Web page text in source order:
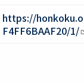
https://
F4FF6BAAF20/1/